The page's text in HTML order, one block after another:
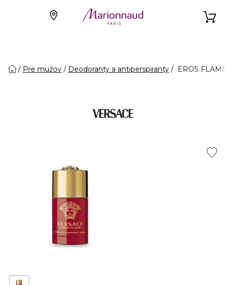
Pre mužov Deodoranty a antiperspiranty EROS